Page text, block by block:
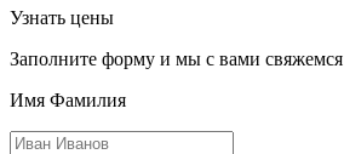
Узнать цены
Заполните форму и мы с вами свяжемся
Имя Фамилия